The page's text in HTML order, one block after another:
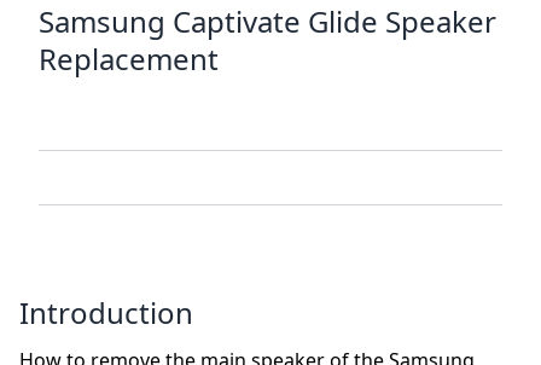
Samsung Captivate Glide Speaker
Replacement
Introduction